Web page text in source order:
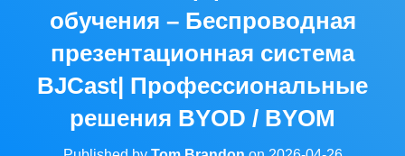
обучения – Беспроводная
презентационная система
BJCast| Профессиональные
решения BYOD / BYOM